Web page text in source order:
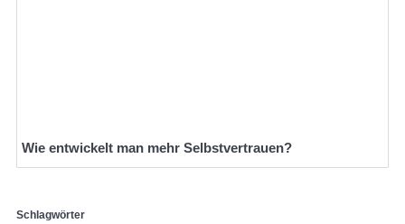
Wie entwickelt man mehr Selbstvertrauen?
Schlagwörter